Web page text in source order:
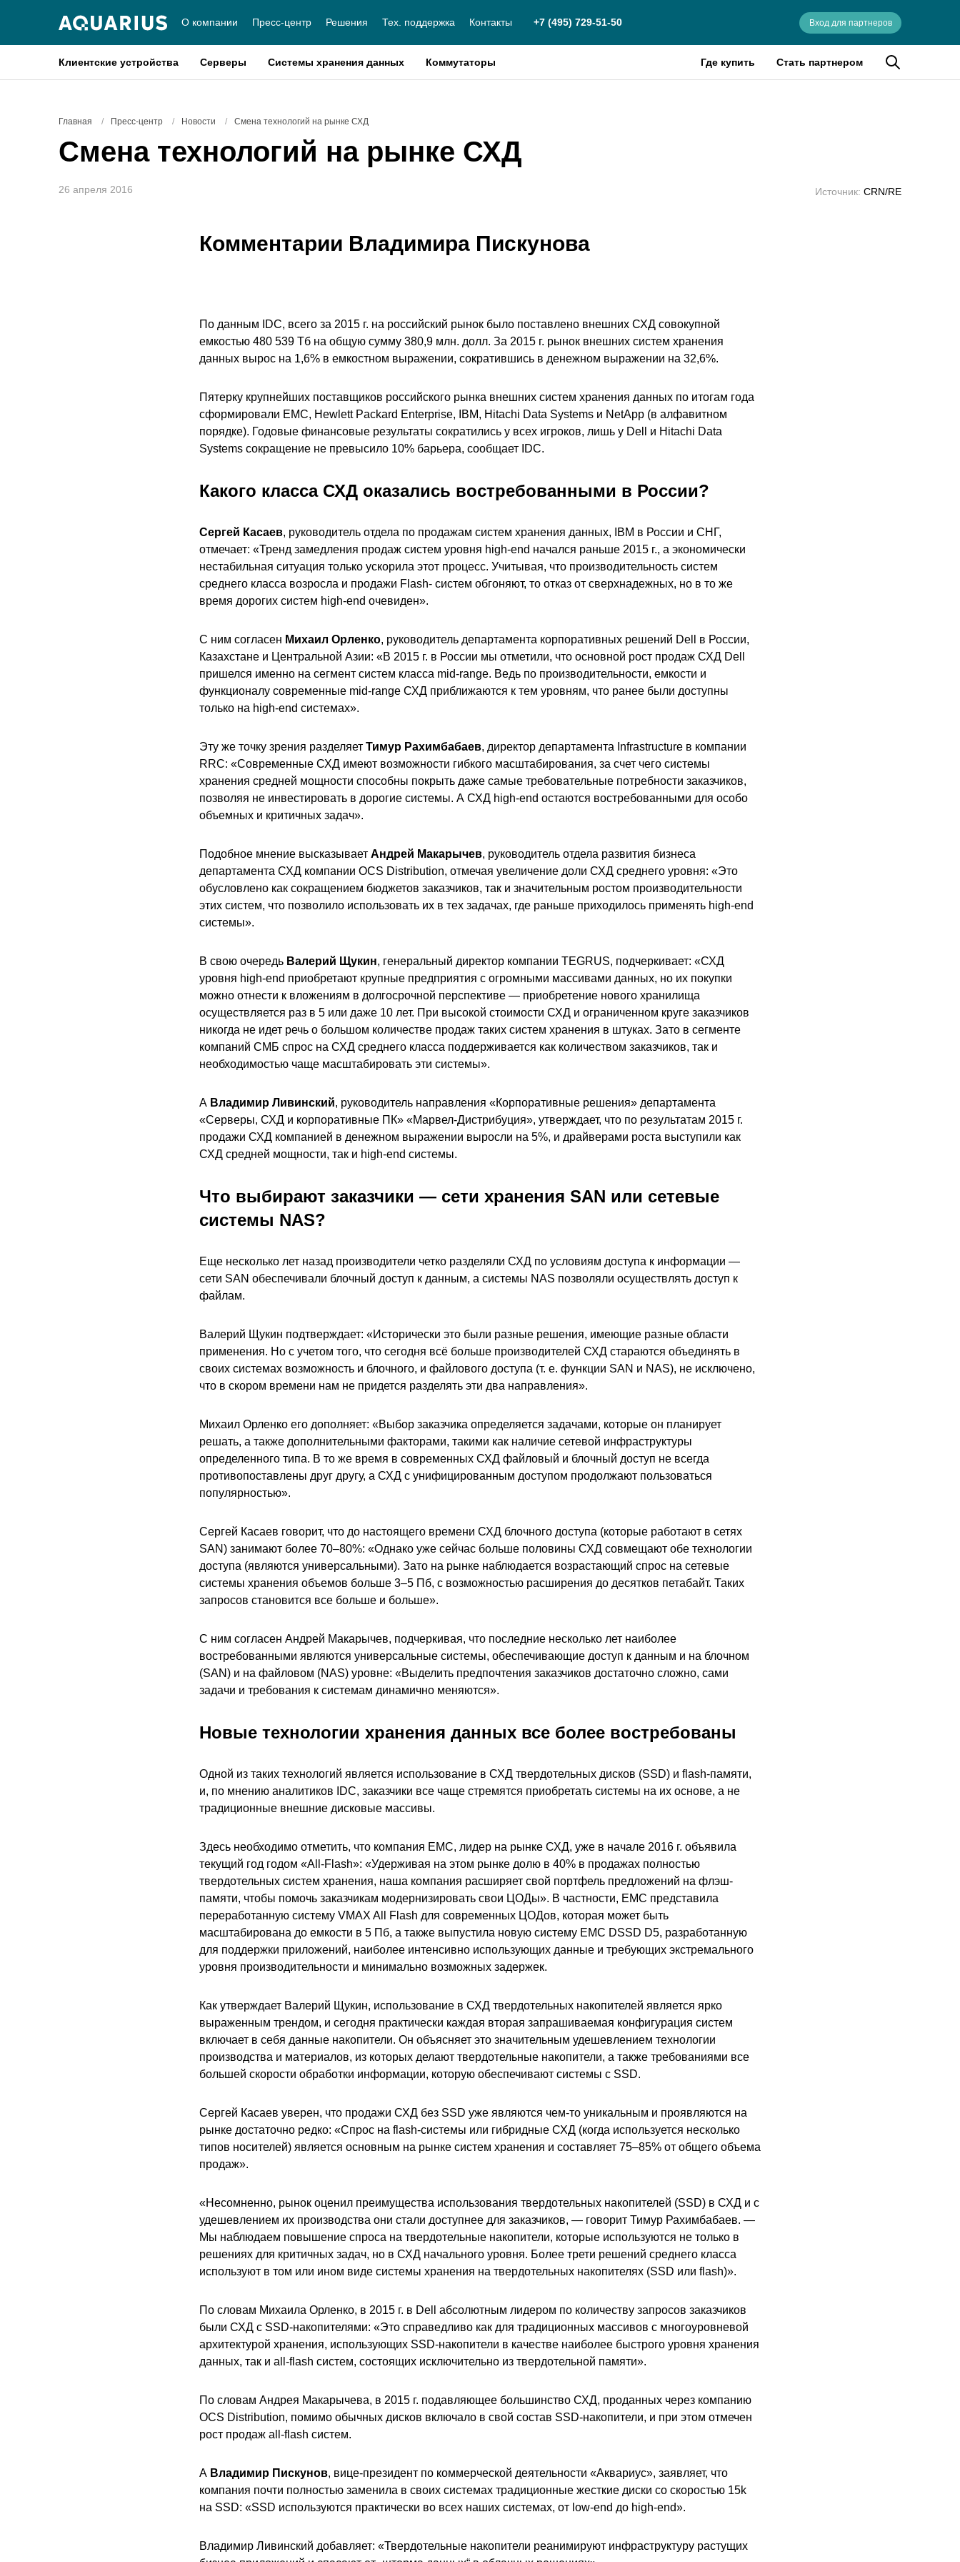
О компании Пресс-центр Решения Тех. поддержка Контакты +7 (495) 729-51-50 Вход для партнеров
Клиентские устройства Серверы Системы хранения данных Коммутаторы Где купить Стать партнером
Главная / Пресс-центр / Новости / Cмена технологий на рынке СХД
Cмена технологий на рынке СХД
26 апреля 2016 Источник: CRN/RE
Комментарии Владимира Пискунова
По данным IDC, всего за 2015 г. на российский рынок было поставлено внешних СХД совокупной
емкостью 480 539 Тб на общую сумму 380,9 млн. долл. За 2015 г. рынок внешних систем хранения
данных вырос на 1,6% в емкостном выражении, сократившись в денежном выражении на 32,6%.
Пятерку крупнейших поставщиков российского рынка внешних систем хранения данных по итогам года
сформировали EMC, Hewlett Packard Enterprise, IBM, Hitachi Data Systems и NetApp (в алфавитном
порядке). Годовые финансовые результаты сократились у всех игроков, лишь у Dell и Hitachi Data
Systems сокращение не превысило 10% барьера, сообщает IDC.
Какого класса СХД оказались востребованными в России?
Сергей Касаев, руководитель отдела по продажам систем хранения данных, IBM в России и СНГ,
отмечает: «Тренд замедления продаж систем уровня high-end начался раньше 2015 г., а экономически
нестабильная ситуация только ускорила этот процесс. Учитывая, что производительность систем
среднего класса возросла и продажи Flash- систем обгоняют, то отказ от сверхнадежных, но в то же
время дорогих систем high-end очевиден».
С ним согласен Михаил Орленко, руководитель департамента корпоративных решений Dell в России,
Казахстане и Центральной Азии: «В 2015 г. в России мы отметили, что основной рост продаж СХД Dell
пришелся именно на сегмент систем класса mid-range. Ведь по производительности, емкости и
функционалу современные mid-range СХД приближаются к тем уровням, что ранее были доступны
только на high-end системах».
Эту же точку зрения разделяет Тимур Рахимбабаев, директор департамента Infrastructure в компании
RRC: «Современные СХД имеют возможности гибкого масштабирования, за счет чего системы
хранения средней мощности способны покрыть даже самые требовательные потребности заказчиков,
позволяя не инвестировать в дорогие системы. А СХД high-end остаются востребованными для особо
объемных и критичных задач».
Подобное мнение высказывает Андрей Макарычев, руководитель отдела развития бизнеса
департамента СХД компании OCS Distribution, отмечая увеличение доли СХД среднего уровня: «Это
обусловлено как сокращением бюджетов заказчиков, так и значительным ростом производительности
этих систем, что позволило использовать их в тех задачах, где раньше приходилось применять high-end
системы».
В свою очередь Валерий Щукин, генеральный директор компании TEGRUS, подчеркивает: «СХД
уровня high-end приобретают крупные предприятия с огромными массивами данных, но их покупки
можно отнести к вложениям в долгосрочной перспективе — приобретение нового хранилища
осуществляется раз в 5 или даже 10 лет. При высокой стоимости СХД и ограниченном круге заказчиков
никогда не идет речь о большом количестве продаж таких систем хранения в штуках. Зато в сегменте
компаний СМБ спрос на СХД среднего класса поддерживается как количеством заказчиков, так и
необходимостью чаще масштабировать эти системы».
А Владимир Ливинский, руководитель направления «Корпоративные решения» департамента
«Серверы, СХД и корпоративные ПК» «Марвел-Дистрибуция», утверждает, что по результатам 2015 г.
продажи СХД компанией в денежном выражении выросли на 5%, и драйверами роста выступили как
СХД средней мощности, так и high-end системы.
Что выбирают заказчики — сети хранения SAN или сетевые
системы NAS?
Еще несколько лет назад производители четко разделяли СХД по условиям доступа к информации —
сети SAN обеспечивали блочный доступ к данным, а системы NAS позволяли осуществлять доступ к
файлам.
Валерий Щукин подтверждает: «Исторически это были разные решения, имеющие разные области
применения. Но с учетом того, что сегодня всё больше производителей СХД стараются объединять в
своих системах возможность и блочного, и файлового доступа (т. е. функции SAN и NAS), не исключено,
что в скором времени нам не придется разделять эти два направления».
Михаил Орленко его дополняет: «Выбор заказчика определяется задачами, которые он планирует
решать, а также дополнительными факторами, такими как наличие сетевой инфраструктуры
определенного типа. В то же время в современных СХД файловый и блочный доступ не всегда
противопоставлены друг другу, а СХД с унифицированным доступом продолжают пользоваться
популярностью».
Сергей Касаев говорит, что до настоящего времени СХД блочного доступа (которые работают в сетях
SAN) занимают более 70–80%: «Однако уже сейчас больше половины СХД совмещают обе технологии
доступа (являются универсальными). Зато на рынке наблюдается возрастающий спрос на сетевые
системы хранения объемов больше 3–5 Пб, с возможностью расширения до десятков петабайт. Таких
запросов становится все больше и больше».
С ним согласен Андрей Макарычев, подчеркивая, что последние несколько лет наиболее
востребованными являются универсальные системы, обеспечивающие доступ к данным и на блочном
(SAN) и на файловом (NAS) уровне: «Выделить предпочтения заказчиков достаточно сложно, сами
задачи и требования к системам динамично меняются».
Новые технологии хранения данных все более востребованы
Одной из таких технологий является использование в СХД твердотельных дисков (SSD) и flash-памяти,
и, по мнению аналитиков IDC, заказчики все чаще стремятся приобретать системы на их основе, а не
традиционные внешние дисковые массивы.
Здесь необходимо отметить, что компания ЕМС, лидер на рынке СХД, уже в начале 2016 г. объявила
текущий год годом «All-Flash»: «Удерживая на этом рынке долю в 40% в продажах полностью
твердотельных систем хранения, наша компания расширяет свой портфель предложений на флэш-
памяти, чтобы помочь заказчикам модернизировать свои ЦОДы». В частности, ЕМС представила
переработанную систему VMAX All Flash для современных ЦОДов, которая может быть
масштабирована до емкости в 5 Пб, а также выпустила новую систему EMC DSSD D5, разработанную
для поддержки приложений, наиболее интенсивно использующих данные и требующих экстремального
уровня производительности и минимально возможных задержек.
Как утверждает Валерий Щукин, использование в СХД твердотельных накопителей является ярко
выраженным трендом, и сегодня практически каждая вторая запрашиваемая конфигурация систем
включает в себя данные накопители. Он объясняет это значительным удешевлением технологии
производства и материалов, из которых делают твердотельные накопители, а также требованиями все
большей скорости обработки информации, которую обеспечивают системы с SSD.
Сергей Касаев уверен, что продажи СХД без SSD уже являются чем-то уникальным и проявляются на
рынке достаточно редко: «Спрос на flash-системы или гибридные СХД (когда используется несколько
типов носителей) является основным на рынке систем хранения и составляет 75–85% от общего объема
продаж».
«Несомненно, рынок оценил преимущества использования твердотельных накопителей (SSD) в СХД и с
удешевлением их производства они стали доступнее для заказчиков, — говорит Тимур Рахимбабаев. —
Мы наблюдаем повышение спроса на твердотельные накопители, которые используются не только в
решениях для критичных задач, но в СХД начального уровня. Более трети решений среднего класса
используют в том или ином виде системы хранения на твердотельных накопителях (SSD или flash)».
По словам Михаила Орленко, в 2015 г. в Dell абсолютным лидером по количеству запросов заказчиков
были СХД с SSD-накопителями: «Это справедливо как для традиционных массивов с многоуровневой
архитектурой хранения, использующих SSD-накопители в качестве наиболее быстрого уровня хранения
данных, так и all-flash систем, состоящих исключительно из твердотельной памяти».
По словам Андрея Макарычева, в 2015 г. подавляющее большинство СХД, проданных через компанию
OCS Distribution, помимо обычных дисков включало в свой состав SSD-накопители, и при этом отмечен
рост продаж all-flash систем.
А Владимир Пискунов, вице-президент по коммерческой деятельности «Аквариус», заявляет, что
компания почти полностью заменила в своих системах традиционные жесткие диски со скоростью 15k
на SSD: «SSD используются практически во всех наших системах, от low-end до high-end».
Владимир Ливинский добавляет: «Твердотельные накопители реанимируют инфраструктуру растущих